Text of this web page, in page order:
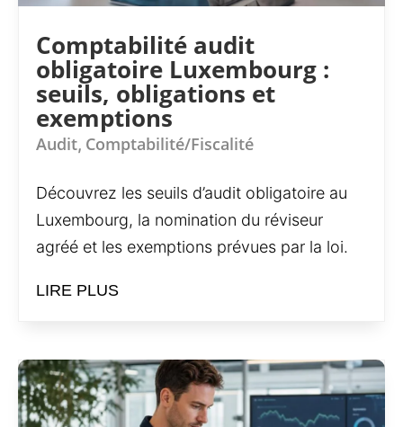
Comptabilité audit
obligatoire Luxembourg :
seuils, obligations et
exemptions
Audit, Comptabilité/Fiscalité
Découvrez les seuils d’audit obligatoire au
Luxembourg, la nomination du réviseur
agréé et les exemptions prévues par la loi.
LIRE PLUS